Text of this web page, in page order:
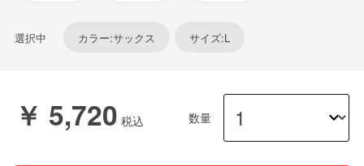
選択中 カラー:サックス サイズ:L
￥ 5,720 数量